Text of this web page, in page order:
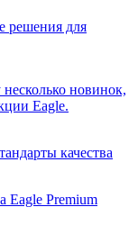
решения для
новинок,
Eagle.
качества
Eagle Premium